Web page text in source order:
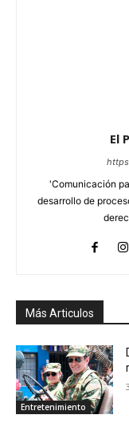
El
'Comunicación
desarrollo de
Más Articulos
Entretenimiento